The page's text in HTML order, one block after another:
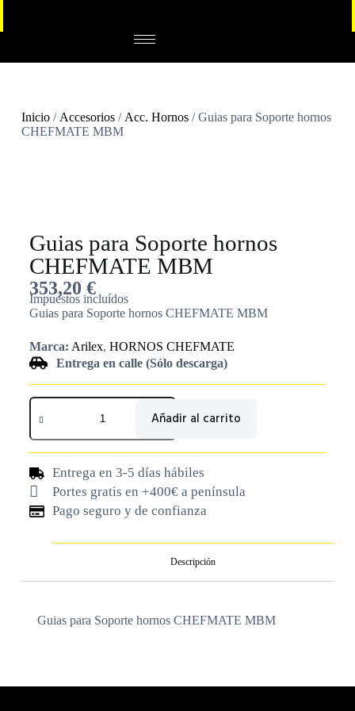
Inicio/ Accesorios/ Acc. Hornos/ Guias para Soporte hornos
CHEFMATE MBM
Guias para Soporte hornos
CHEFMATE MBM
353,20 €
Impuestos incluídos
Guias para Soporte hornos CHEFMATE MBM
Marca: Arilex, HORNOS CHEFMATE
Entrega en calle (Sólo descarga)
Añadir al carrito
Entrega en 3-5 días hábiles
Portes gratis en +400€ a península
Pago seguro y de confianza
Descripción
Guias para Soporte hornos CHEFMATE MBM